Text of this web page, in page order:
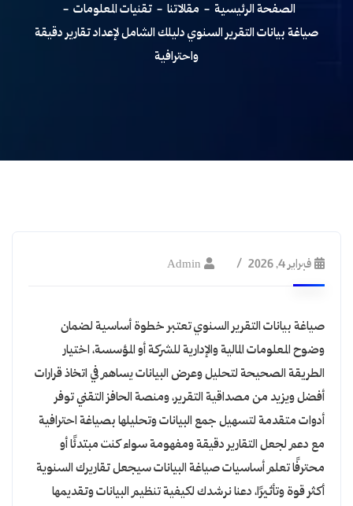
الصفحة الرئيسية مقالاتنا
تقنيات المعلومات
صياغة بيانات التقرير السنوي دليلك الشامل لإعداد تقارير دقيقة
واحترافية
فبراير 4, 2026 Admin
صياغة بيانات التقرير السنوي تعتبر خطوة أساسية لضمان
وضوح المعلومات المالية والإدارية للشركة أو المؤسسة، اختيار
الطريقة الصحيحة لتحليل وعرض البيانات يساهم في اتخاذ قرارات
أفضل ويزيد من مصداقية التقرير، ومنصة الحافز التقني توفر
أدوات متقدمة لتسهيل جمع البيانات وتحليلها بصياغة احترافية
مع دعم لجعل التقارير دقيقة ومفهومة سواء كنت مبتدئًا أو
محترفًا تعلم أساسيات صياغة البيانات سيجعل تقاريرك السنوية
أكثر قوة وتأثيرًا، دعنا نرشدك لكيفية تنظيم البيانات وتقديمها